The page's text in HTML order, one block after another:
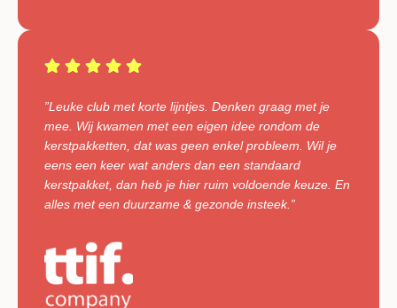
”Leuke club met korte lijntjes. Denken graag met je
mee. Wij kwamen met een eigen idee rondom de
kerstpakketten, dat was geen enkel probleem. Wil je
eens een keer wat anders dan een standaard
kerstpakket, dan heb je hier ruim voldoende keuze. En
alles met een duurzame & gezonde insteek.”